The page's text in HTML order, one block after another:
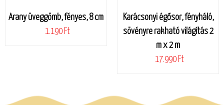
Arany üveggömb, fényes, 8 cm
1.190 Ft
Karácsonyi égősor, fényháló,
sövényre rakható világítás 2
m x 2 m
17.990 Ft